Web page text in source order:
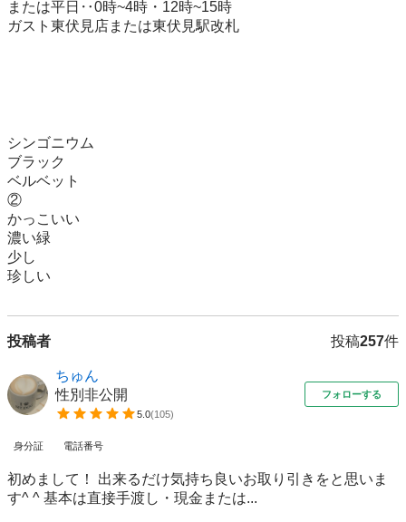
または平日‥0時~4時・12時~15時
ガスト東伏見店または東伏見駅改札
シンゴニウム
ブラック
ベルベット
②
かっこいい
濃い緑
少し
珍しい
投稿者 投稿257件
ちゅん
性別非公開
5.0(105)
フォローする
身分証 電話番号
初めまして！ 出来るだけ気持ち良いお取り引きをと思いま
す^ ^ 基本は直接手渡し・現金または...